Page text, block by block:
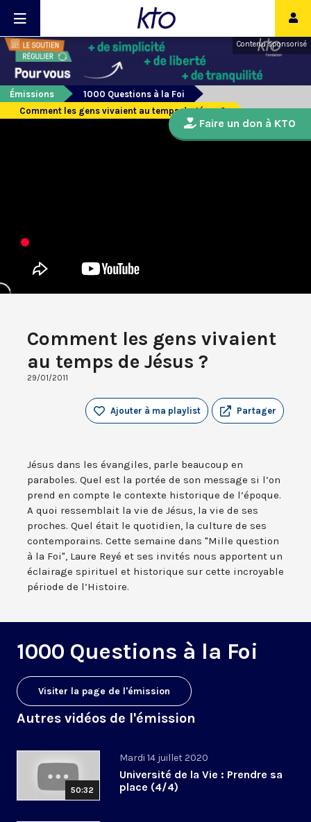
Contenu sponsorisé
Émissions
1000 Questions à la Foi
Comment les gens vivaient au temps de Jésus ?
Comment les gens vivaient
au temps de Jésus ?
29/01/2011
Partager
Ajouter à ma playlist
Jésus dans les évangiles, parle beaucoup en
paraboles. Quel est la portée de son message si l’on
prend en compte le contexte historique de l’époque.
A quoi ressemblait la vie de Jésus, la vie de ses
proches. Quel était le quotidien, la culture de ses
contemporains. Cette semaine dans "Mille question
à la Foi", Laure Reyé et ses invités nous apportent un
éclairage spirituel et historique sur cette incroyable
période de l’Histoire.
1000 Questions à la Foi
Visiter la page de l'émission
Autres vidéos de l'émission
50:32
Mardi 14 juillet 2020
Université de la Vie : Prendre sa
place (4/4)
Faire un don à KTO